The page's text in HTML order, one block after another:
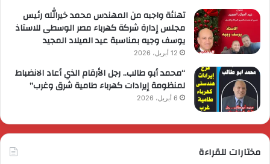
تهنئة واجبه من المهندس محمد خيرالله رئيس
مجلس إدارة شركة كهرباء مصر الوسطى للاستاذ
يوسف وجيه بمناسبة عيد الميلاد المجيد
12 أبريل، 2026
“محمد أبو طالب.. رجل الأرقام الذي أعاد الانضباط
لمنظومة إيرادات كهرباء طامية شرق وغرب”
6 أبريل، 2026
مختارات للقراءة